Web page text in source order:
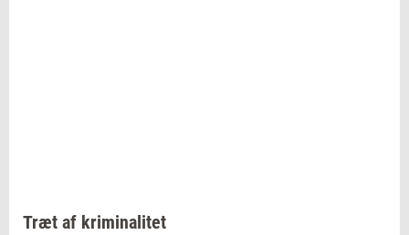
Træt af kriminalitet